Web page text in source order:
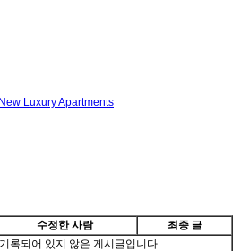
Luxury Apartments
수정한 사람
최종 글
록되어 있지 않은 게시글입니다.